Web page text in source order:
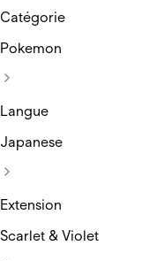
Catégorie
Pokemon
Langue
Japanese
Extension
Scarlet & Violet